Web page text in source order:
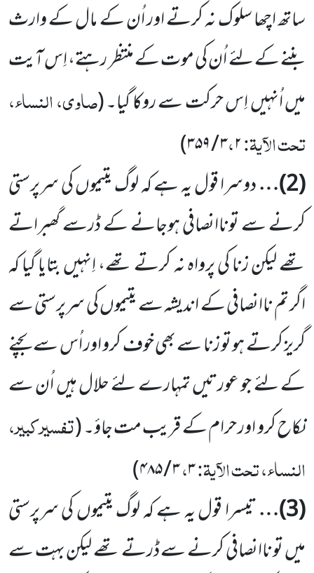
ساتھ اچھا سلوک نہ کرتے اور اُن کے مال کے وارث
بننے کے لئے اُن کی موت کے منتظر رہتے، اِس آیت
میں اُنہیں اِس حرکت سے روکا گیا۔(صاوی، النساء،
تحت الآیۃ: ۳،۲ /۳۵۹)
(
2
)…دوسرا قول یہ ہے کہ لوگ یتیموں کی سرپرستی
کرنے سے توناانصافی ہوجانے کے ڈرسے گھبراتے
تھے لیکن زنا کیپرواہ نہ کرتے تھے، اِنہیں بتایا گیا کہ
اگر تم ناانصافی کے اندیشہ سے یتیموں کی سرپرستی سے
گریز کرتے ہو تو زنا سے بھی خوفکرو اور اُس سے بچنے
کے لئے جو عورتیں تمہارے لئے حلال ہیں اُن سے
نکاح کرو اور حرام کے قریب مت جاؤ۔(تفسیر کبیر،
النساء، تحت الآیۃ:۳،۳/۴۸۵)
(
3
)…تیسرا قول یہ ہے کہ لوگ یتیموں کی سرپرستی
میں تو ناانصافی کرنے سے ڈرتے تھے لیکن بہت سے